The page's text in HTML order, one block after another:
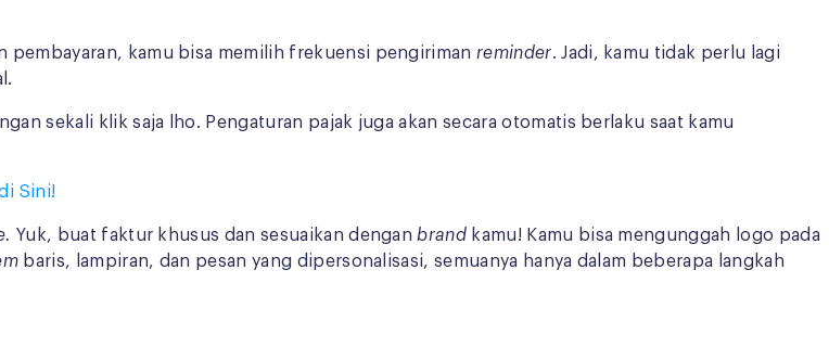
pembayaran, kamu bisa memilih frekuensi pengirimanreminder. Jadi, kamu tidak perlu lagi
sekali klik saja lho. Pengaturan pajak juga akan secara otomatis berlaku saat kamu
Sini!
Yuk, buat faktur khusus dan sesuaikan dengan brand kamu! Kamu bisa mengunggah logo pada
baris, lampiran, dan pesan yang dipersonalisasi, semuanya hanya dalam beberapa langkah